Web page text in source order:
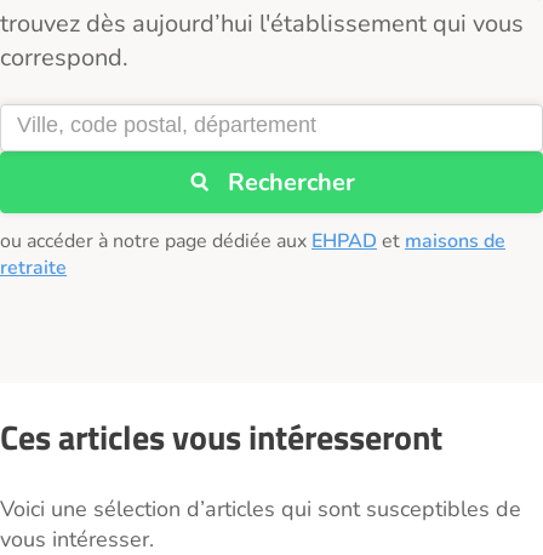
trouvez dès aujourd’hui l'établissement qui vous
correspond.
Rechercher
ou accéder à notre page dédiée aux EHPAD et maisons de
retraite
Ces articles vous intéresseront
Voici une sélection d’articles qui sont susceptibles de
vous intéresser.